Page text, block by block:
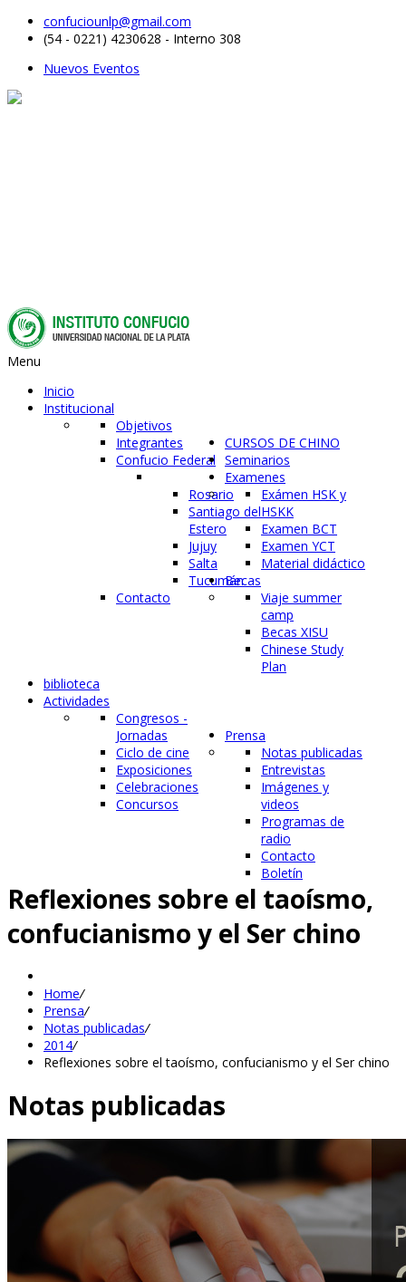
confuciounlp@gmail.com
(54 - 0221) 4230628 - Interno 308
Nuevos Eventos
Menu
Inicio
Institucional
Objetivos
Integrantes
Confucio Federal
Rosario
Santiago del
Estero
Jujuy
Salta
Tucumán
Contacto
CURSOS DE CHINO
Seminarios
Examenes
Exámen HSK y
HSKK
Examen BCT
Examen YCT
Material didáctico
Becas
Viaje summer
camp
Becas XISU
Chinese Study
Plan
biblioteca
Actividades
Congresos -
Jornadas
Ciclo de cine
Exposiciones
Celebraciones
Concursos
Prensa
Notas publicadas
Entrevistas
Imágenes y
videos
Programas de
radio
Contacto
Boletín
Reflexiones sobre el taoísmo,
confucianismo y el Ser chino
Home/
Prensa/
Notas publicadas/
2014/
Reflexiones sobre el taoísmo, confucianismo y el Ser chino
Notas publicadas